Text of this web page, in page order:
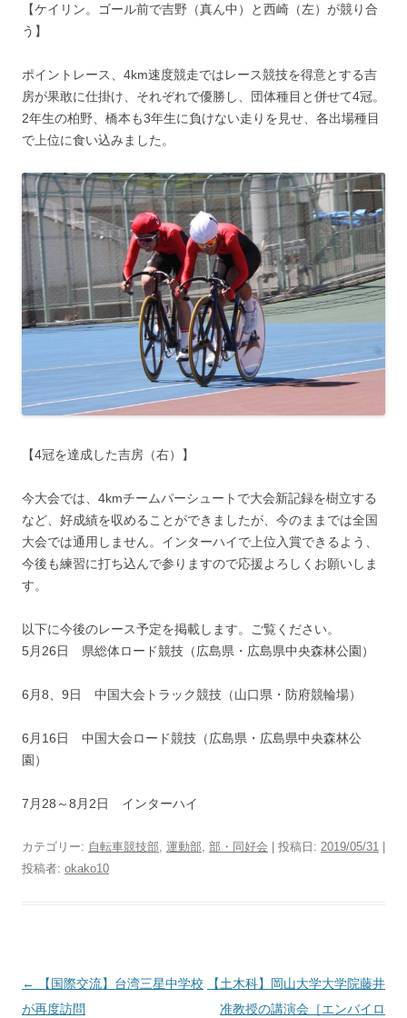
【ケイリン。ゴール前で吉野（真ん中）と西崎（左）が競り合
う】
ポイントレース、4km速度競走ではレース競技を得意とする吉
房が果敢に仕掛け、それぞれで優勝し、団体種目と併せて4冠。
2年生の柏野、橋本も3年生に負けない走りを見せ、各出場種目
で上位に食い込みました。
【4冠を達成した吉房（右）】
今大会では、4kmチームパーシュートで大会新記録を樹立する
など、好成績を収めることができましたが、今のままでは全国
大会では通用しません。インターハイで上位入賞できるよう、
今後も練習に打ち込んで参りますので応援よろしくお願いしま
す。
以下に今後のレース予定を掲載します。ご覧ください。
5月26日 県総体ロード競技（広島県・広島県中央森林公園）
6月8、9日 中国大会トラック競技（山口県・防府競輪場）
6月16日 中国大会ロード競技（広島県・広島県中央森林公
園）
7月28～8月2日 インターハイ
カテゴリー: 自転車競技部 運動部 部・同好会 | 投稿日: 2019/05/31 |
投稿者: okako10
投
稿
←
【国際交流】台湾三星中学校
が再度訪問
【土木科】岡山大学大学院藤井
准教授の講演会［エンバイロ